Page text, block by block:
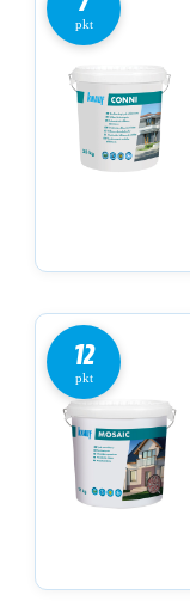
pkt
12
pkt